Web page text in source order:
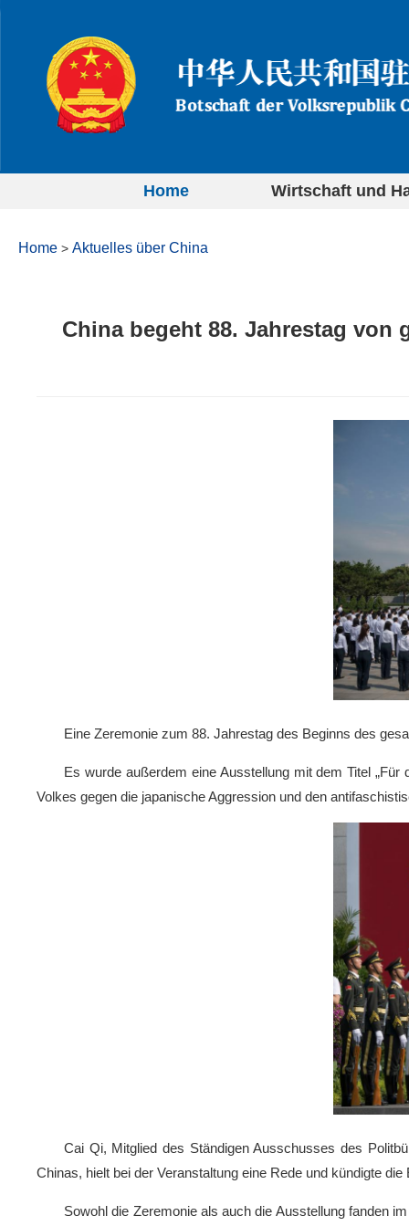
Home Wirtschaft und
Home > Aktuelles über China
China begeht 88. Jahrestag von
Eine Zeremonie zum 88. Jahrestag des Beginns des
Es wurde außerdem eine Ausstellung mit dem Titel
Volkes gegen die japanische Aggression und den
Cai Qi, Mitglied des Ständigen Ausschusses des
Chinas, hielt bei der Veranstaltung eine Rede und kündigte
Sowohl die Zeremonie als auch die Ausstellung fanden